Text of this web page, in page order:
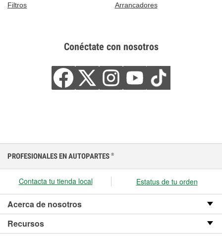
Filtros
Arrancadores
Conéctate con nosotros
PROFESIONALES EN AUTOPARTES ®
Contacta tu tienda local Estatus de tu orden
Acerca de nosotros
Recursos